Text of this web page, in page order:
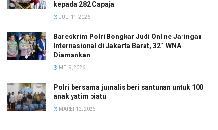
kepada 282 Capaja
JULI 11, 2026
Bareskrim Polri Bongkar Judi Online Jaringan
Internasional di Jakarta Barat, 321 WNA
Diamankan
MEI 9, 2026
Polri bersama jurnalis beri santunan untuk 100
anak yatim piatu
MARET 12, 2026